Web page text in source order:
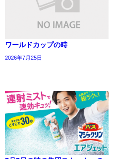
ワールドカップの時
2026年7月25日